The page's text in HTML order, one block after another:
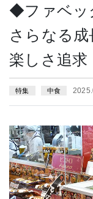
◆ファベッ
さらなる
楽しさ追求
特集 中食